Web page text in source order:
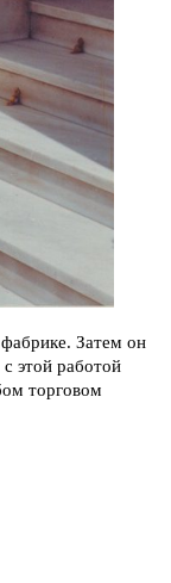
Затем он
этой работой
торговом